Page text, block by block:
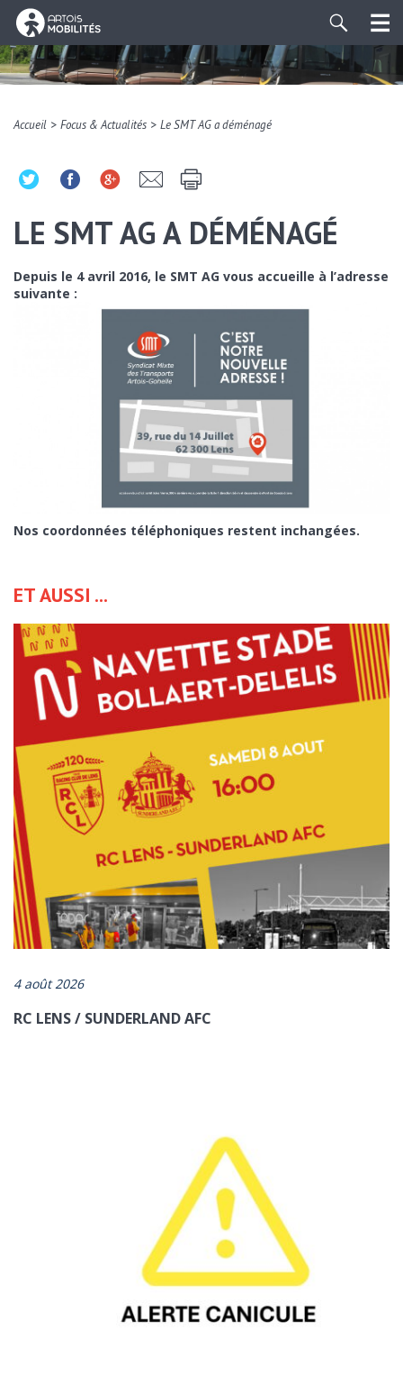
Accueil > Focus & Actualités > Le SMT AG a déménagé
LE SMT AG A DÉMÉNAGÉ
Depuis le 4 avril 2016, le SMT AG vous accueille à l’adresse
suivante :
Nos coordonnées téléphoniques restent inchangées.
ENVOYER CE CONTENU PAR EMAIL :
https://www.artois-mobilites.fr/le-smt-ag-demenage/
ET AUSSI ...
4 août 2026
RC LENS / SUNDERLAND AFC